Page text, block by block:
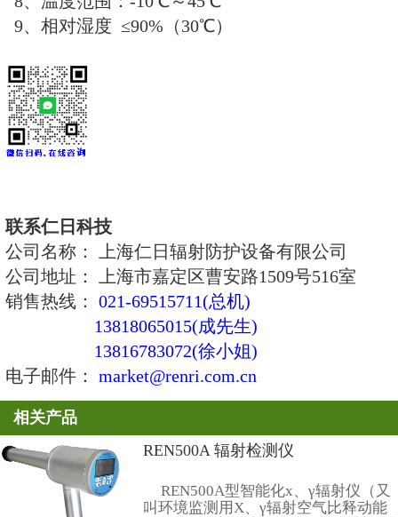
3、显示单位 Bq/cps
4、电池失效报警以及探头故障报
主要技术指标
1、探测器类型：闪烁探测器
α：0.03～10
β：0.3～104Bq／cm2探测效
3、探头：端面50×50cm2，高
4、供电：一号电池两节，可连续
5、外形尺寸：操作台：
6、重量：探头0.35公斤。
7、操作台：1.75公斤
8、温度范围：-10℃～45℃